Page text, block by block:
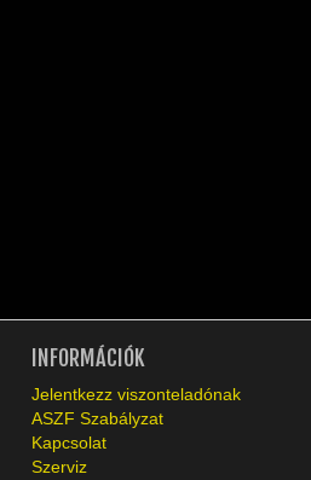
INFORMÁCIÓK
Jelentkezz viszonteladónak
ASZF Szabályzat
Kapcsolat
Szerviz